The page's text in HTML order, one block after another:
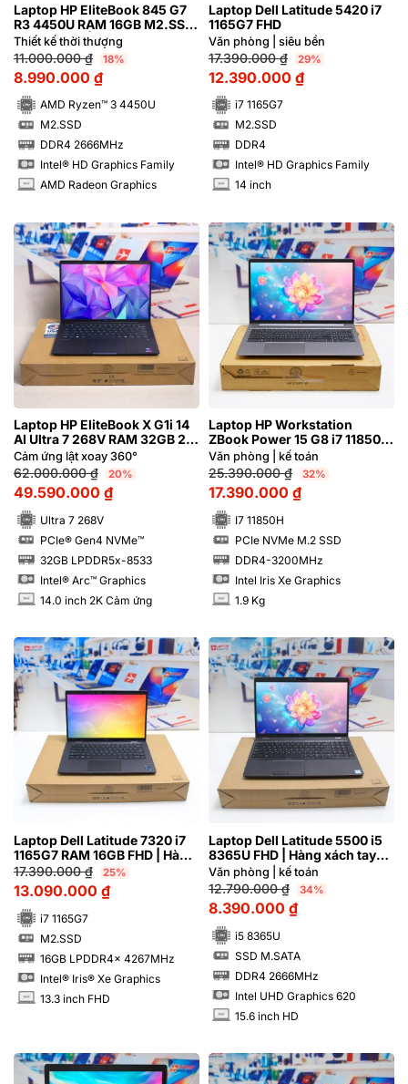
Laptop HP EliteBook 845 G7
R3 4450U RAM 16GB M2.SSD
256GB FHD | Hàng xách tay
98%
Thiết kế thời thượng
11.000.000₫ 18%
8.990.000 ₫
AMD Ryzen™ 3 4450U
SSD M2.SSD
RAM
DDR4 2666MHz
Intel® HD Graphics Family
INCH AMD Radeon Graphics
Laptop Dell Latitude 5420 i7
1165G7 FHD
Văn phòng | siêu bền
17.390.000₫ 29%
12.390.000 ₫
i7 1165G7
SSD M2.SSD
RAM
DDR4
Intel® HD Graphics Family
INCH 14 inch
Laptop HP EliteBook X G1i 14
AI Ultra 7 268V RAM 32GB 2K
Cảm ứng
Cảm ứng lật xoay 360°
62.000.000₫ 20%
49.590.000 ₫
Ultra 7 268V
SSD PCIe® Gen4 NVMe™
32GB LPDDR5x-8533
Intel® Arc™ Graphics
INCH 14.0 inch 2K Cảm ứng
Laptop HP Workstation
ZBook Power 15 G8 i7 11850H
FHD | Hàng xách tay 99%
Văn phòng | kế toán­­
25.390.000₫ 32%
17.390.000 ₫
I7 11850H
SSD PCIe NVMe M.2 SSD
DDR4-3200MHz
Intel Iris Xe Graphics
INCH 1.9 Kg
Laptop Dell Latitude 7320 i7
1165G7 RAM 16GB FHD | Hàng
xách tay 98%
17.390.000₫ 25%
13.090.000 ₫
i7 1165G7
SSD M2.SSD
16GB LPDDR4x 4267MHz
Intel® Iris® Xe Graphics
INCH 13.3 inch FHD
Laptop Dell Latitude 5500 i5
8365U FHD | Hàng xách tay
97%
Văn phòng | kế toán
12.790.000₫ 34%
8.390.000 ₫
i5 8365U
SSD SSD M.SATA
DDR4 2666MHz
Intel UHD Graphics 620
INCH 15.6 inch HD